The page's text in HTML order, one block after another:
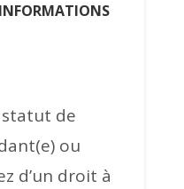
de
ou
d’un droit à